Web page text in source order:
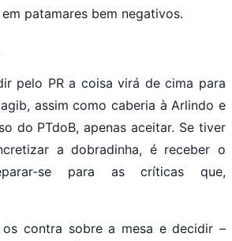
patamares bem negativos.
pelo PR a coisa virá de cima para
assim como caberia à Arlindo e
do PTdoB, apenas aceitar. Se tiver
a dobradinha, é receber o
se para as críticas que,
contra sobre a mesa e decidir –